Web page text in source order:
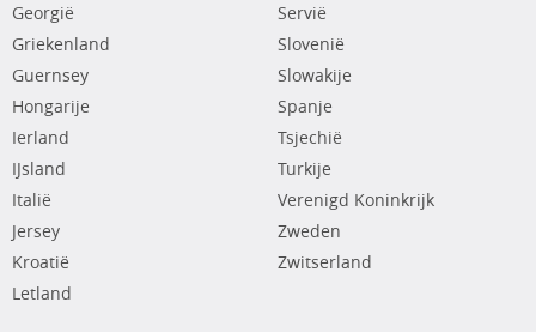
Georgië
Griekenland
Guernsey
Hongarije
Ierland
IJsland
Italië
Jersey
Kroatië
Letland
Servië
Slovenië
Slowakije
Spanje
Tsjechië
Turkije
Verenigd Koninkrijk
Zweden
Zwitserland